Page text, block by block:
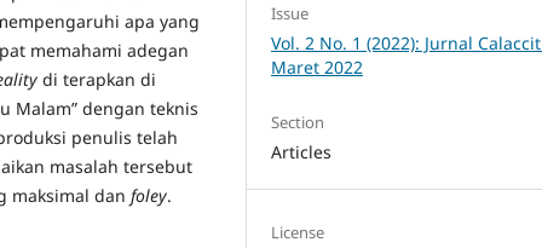
apa yang
memahami adegan
di terapkan di
Malam” dengan teknis
penulis telah
masalah tersebut
maksimal dan foley.
Issue
Vol. 2 No. 1 (2022): Jurnal
Maret 2022
Section
Articles
License